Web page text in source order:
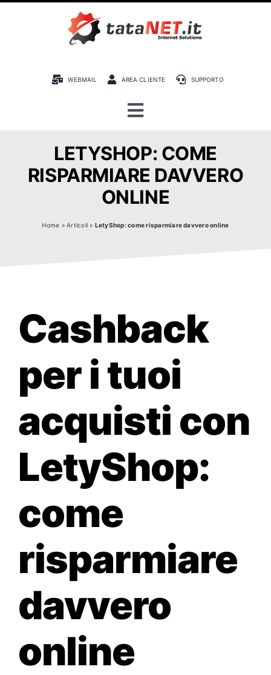
WEBMAIL AREA CLIENTE SUPPORTO
Toggle
Navigation
Chi siamo
Tech.blog
Contatti
Easy Site
LETYSHOP: COME
RISPARMIARE DAVVERO
ONLINE
Home »Articoli » LetyShop: come risparmiare davvero online
Cashback
per i tuoi
acquisti con
LetyShop:
come
risparmiare
davvero
online